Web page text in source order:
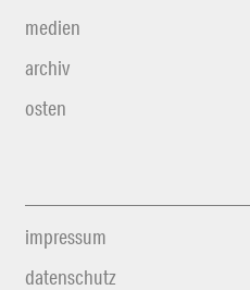
medien
archiv
osten
impressum
datenschutz